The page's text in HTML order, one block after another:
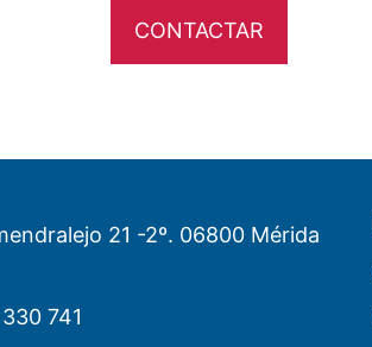
CONTACTAR
21 -2º. 06800 Mérida
741